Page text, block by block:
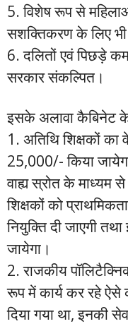
5. विशेष रूप से
सशक्तिकरण के लिए
6. दलितों एवं पिछड़े
सरकार संकल्पित।
इसके अलावा कैबिनेट के
1. अतिथि शिक्षकों
25,000/- किया
वाह्य स्रोत के माध्यम से
शिक्षकों को
नियुक्ति दी जाएगी
जायेगा।
2. राजकीय
रूप में कार्य कर रहे ऐसे
दिया गया था, इनकी